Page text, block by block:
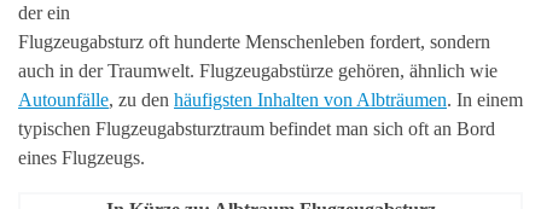
der ein
Flugzeugabsturz oft hunderte Menschenleben fordert, sondern
auch in der Traumwelt. Flugzeugabstürze gehören, ähnlich wie
Autounfälle, zu den häufigsten Inhalten von Albträumen. In einem
typischen Flugzeugabsturztraum befindet man sich oft an Bord
eines Flugzeugs.